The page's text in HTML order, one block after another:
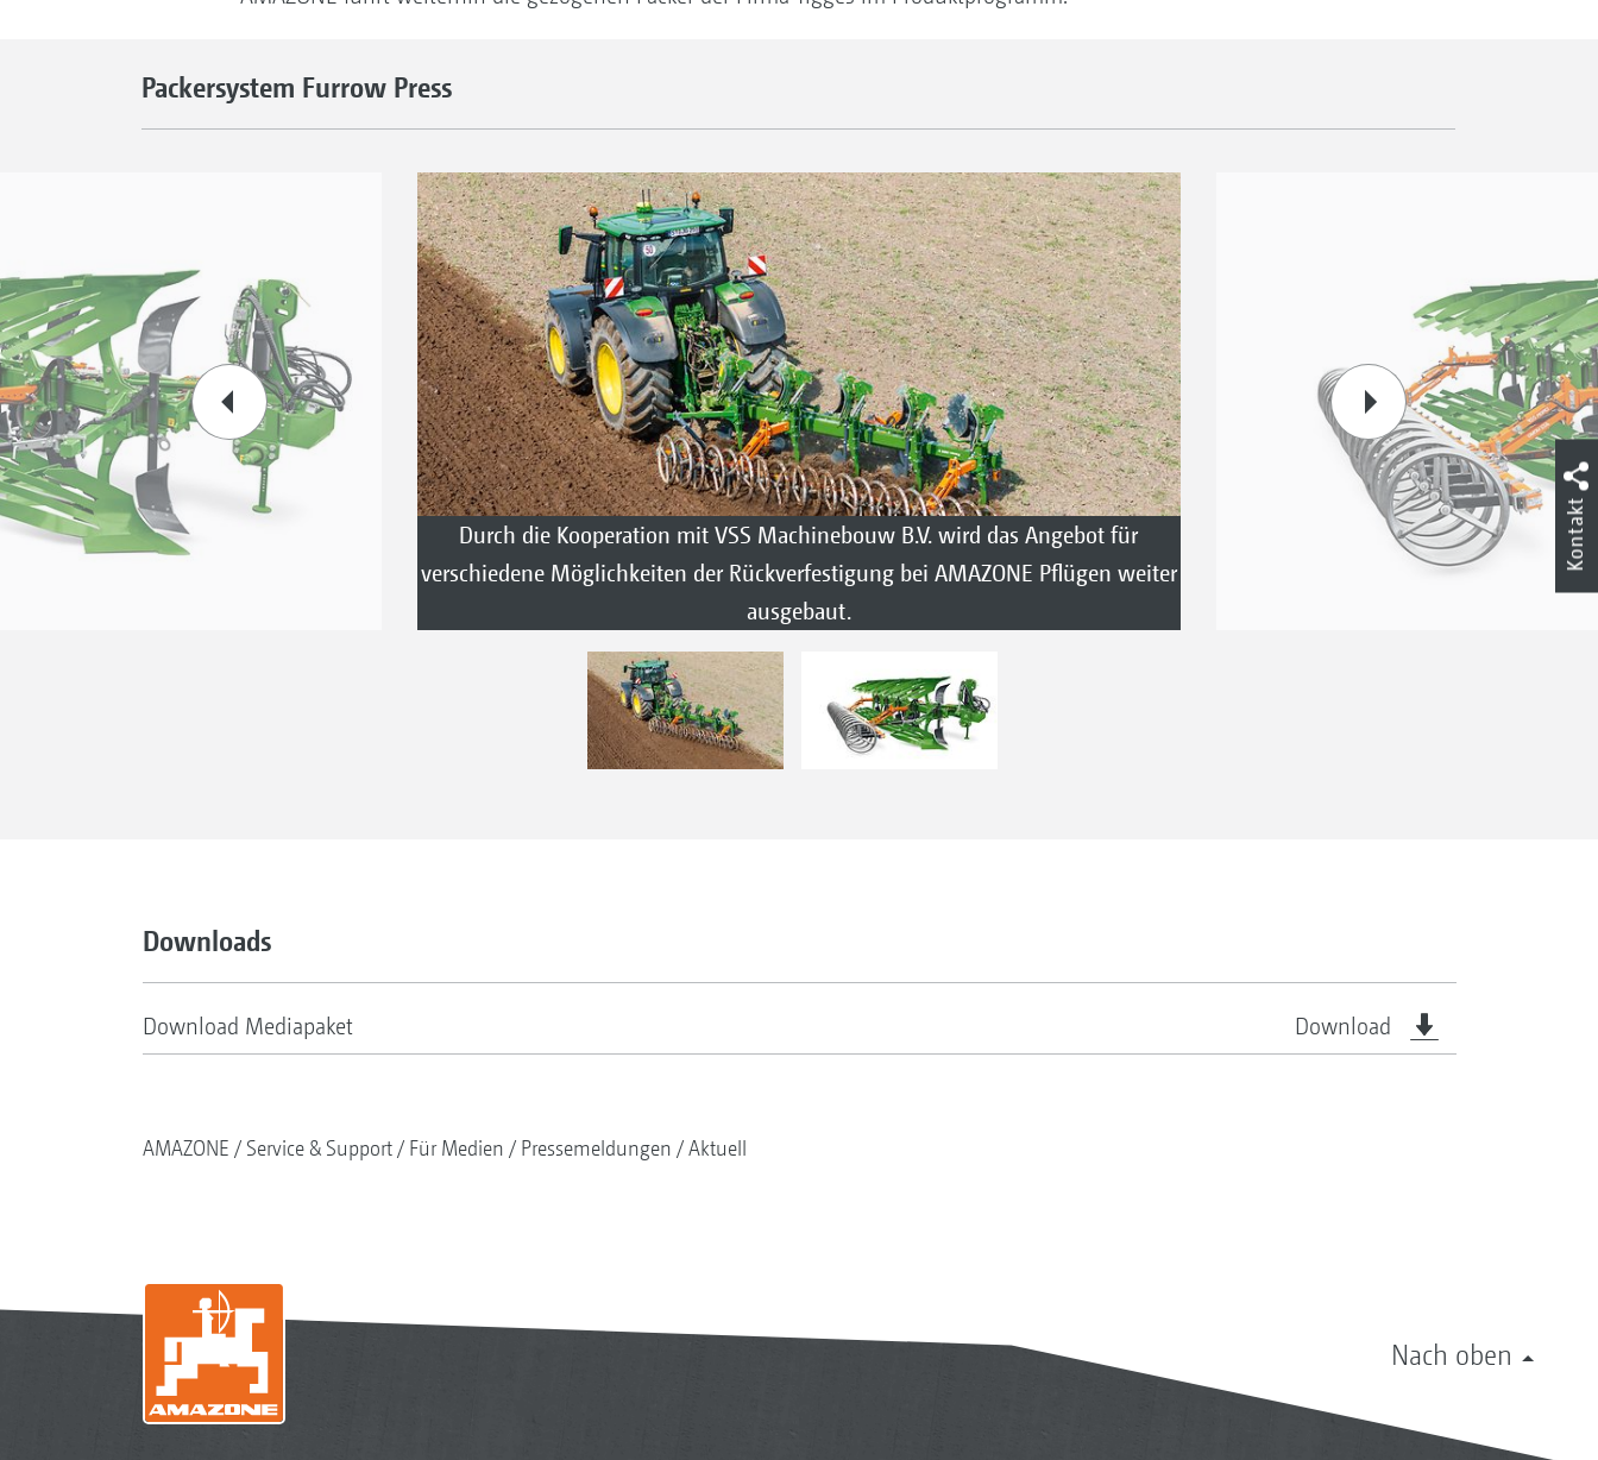
Packersystem Furrow Press
Durch die Kooperation mit VSS Machinebouw B.V. wird das Angebot für
verschiedene Möglichkeiten der Rückverfestigung bei AMAZONE Pflügen weiter
ausgebaut.
Downloads
Download Mediapaket Download
AMAZONE Service & Support Für Medien Pressemeldungen Aktuell
Nach oben
Kontakt